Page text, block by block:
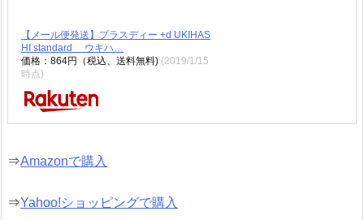
【メール便発送】プラスディー +d UKIHAS
HI standard ウキハ…
価格：864円（税込、送料無料) (2019/1/15
時点)
⇒Amazonで購入
⇒Yahoo!ショッピングで購入